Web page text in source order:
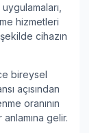
hizmetleri
cihazın
bireysel
açısından
oranının
gelir.